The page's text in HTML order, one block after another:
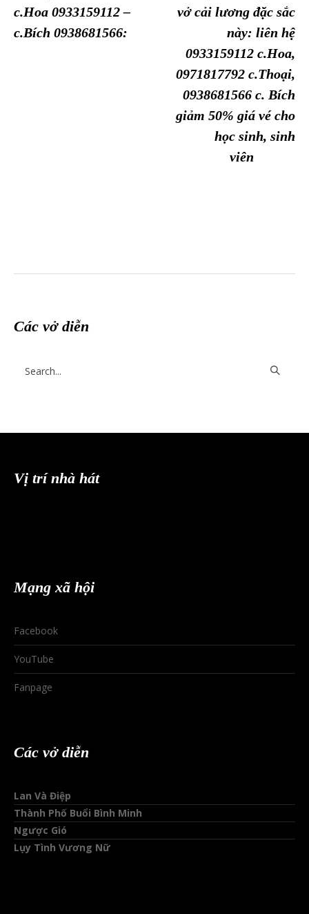
c.Hoa 0933159112 –
c.Bích 0938681566:
vở cải lương đặc sắc
này: liên hệ
0933159112 c.Hoa,
0971817792 c.Thoại,
0938681566 c. Bích
giảm 50% giá vé cho
học sinh, sinh
viên
Các vở diễn
Vị trí nhà hát
Mạng xã hội
Facebook
YouTube
Fanpage
Các vở diễn
Lan Và Điệp
Thành Phố Buổi Bình Minh
Ngược Gió
Lụy Tình Vương Nữ